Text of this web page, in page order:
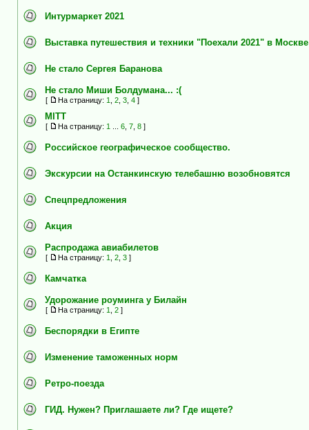
Интурмаркет 2021
Выставка путешествия и техники "Поехали 2021" в Москве
Не стало Сергея Баранова
Не стало Миши Болдумана... :(
[ На страницу: 1 2 3 4 ]
MITT
[ На страницу: 1 6 7 8 ]
Российское географическое сообщество.
Экскурсии на Останкинскую телебашню возобновятся
Спецпредложения
Акция
Распродажа авиабилетов
[ На страницу: 1 2 3 ]
Камчатка
Удорожание роуминга у Билайн
[ На страницу: 1 2 ]
Беспорядки в Египте
Изменение таможенных норм
Ретро-поезда
ГИД. Нужен? Приглашаете ли? Где ищете?